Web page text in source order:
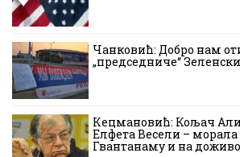
Чанковић: Добро нам
„председниче“ Зеленски
Кецмановић: Кољач
Елфета Весели –
Гвантанаму и на